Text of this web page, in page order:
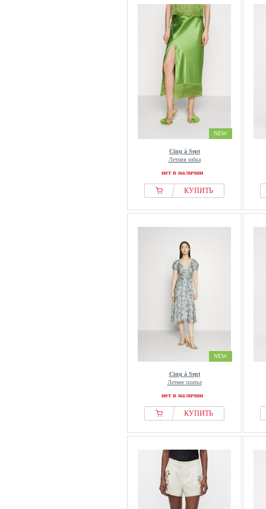
NEW
Cinq à Sept
Летняя юбка
нет в наличии
КУПИТЬ
NEW
Cinq à Sept
Летнее платье
нет в наличии
КУПИТЬ